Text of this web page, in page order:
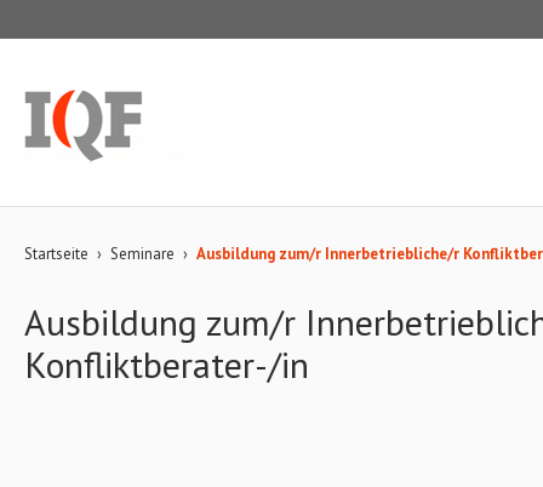
Startseite › Seminare › Ausbildung zum/r Innerbetriebliche/r
Ausbildung zum/r
Konfliktberater-/in